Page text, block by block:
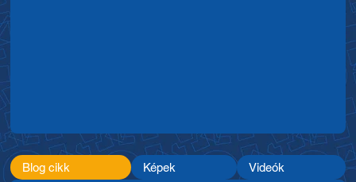
Blog cikk Képek Videók